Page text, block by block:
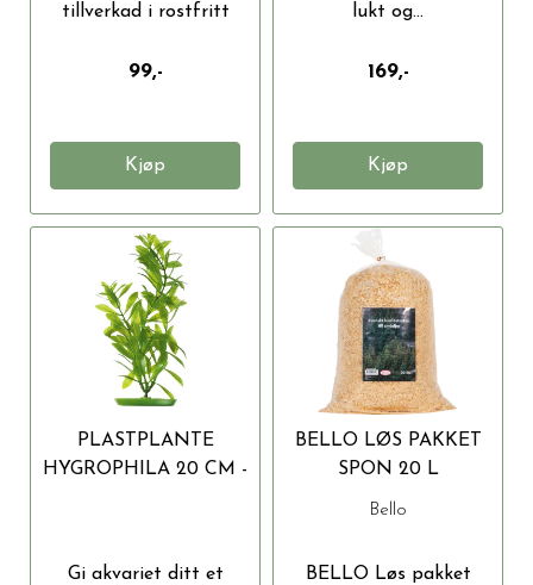
tillverkad i rostfritt
99,-
Kjøp
lukt og...
169,-
Kjøp
PLASTPLANTE
HYGROPHILA 20 CM -
Gi akvariet ditt et
BELLO LØS PAKKET
SPON 20 L
Bello
BELLO Løs pakket